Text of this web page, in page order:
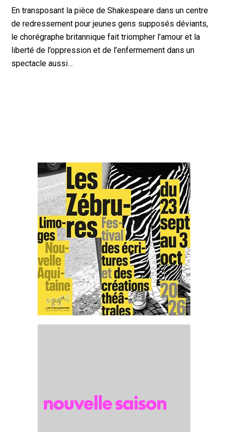
En transposant la pièce de Shakespeare dans un centre
de redressement pour jeunes gens supposés déviants,
le chorégraphe britannique fait triompher l’amour et la
liberté de l’oppression et de l’enfermement dans un
spectacle aussi…